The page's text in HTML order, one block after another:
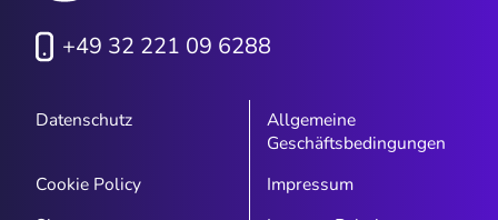
+49 32 221 09 6288
Datenschutz
Allgemeine
Geschäftsbedingungen
Cookie Policy
Impressum